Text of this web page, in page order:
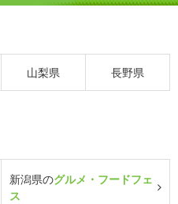
山梨県 長野県
新潟県のグルメ・フードフェ
ス